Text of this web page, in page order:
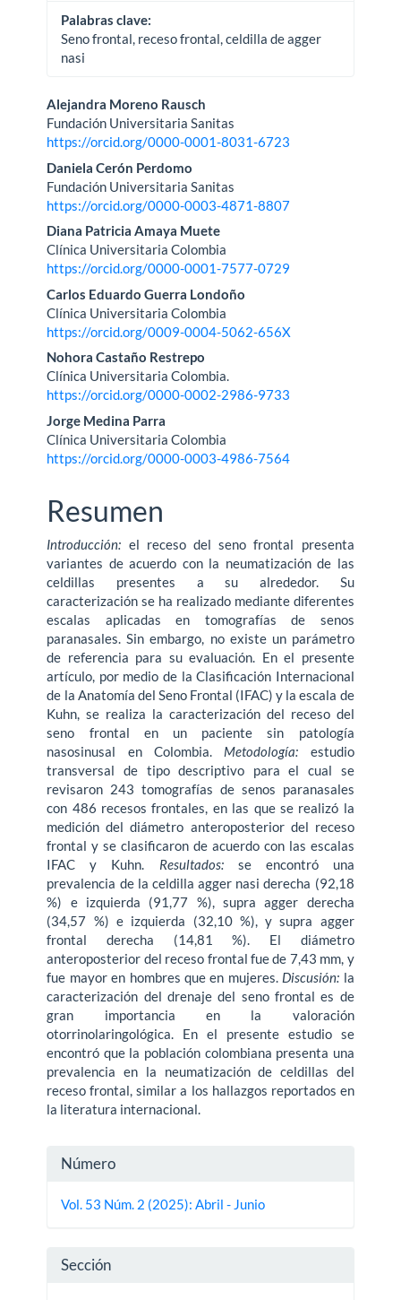
Palabras clave:
Seno frontal, receso frontal, celdilla de agger
nasi
Contenido
principal
del
artículo
Alejandra Moreno Rausch
Fundación Universitaria Sanitas
https://orcid.org/0000-0001-8031-6723
Daniela Cerón Perdomo
Fundación Universitaria Sanitas
https://orcid.org/0000-0003-4871-8807
Diana Patricia Amaya Muete
Clínica Universitaria Colombia
https://orcid.org/0000-0001-7577-0729
Carlos Eduardo Guerra Londoño
Clínica Universitaria Colombia
https://orcid.org/0009-0004-5062-656X
Nohora Castaño Restrepo
Clínica Universitaria Colombia.
https://orcid.org/0000-0002-2986-9733
Jorge Medina Parra
Clínica Universitaria Colombia
https://orcid.org/0000-0003-4986-7564
Resumen
Introducción: el receso del seno frontal presenta
variantes de acuerdo con la neumatización de las
celdillas presentes a su alrededor. Su
caracterización se ha realizado mediante diferentes
escalas aplicadas en tomografías de senos
paranasales. Sin embargo, no existe un parámetro
de referencia para su evaluación. En el presente
artículo, por medio de la Clasificación Internacional
de la Anatomía del Seno Frontal (IFAC) y la escala de
Kuhn, se realiza la caracterización del receso del
seno frontal en un paciente sin patología
nasosinusal en Colombia. Metodología: estudio
transversal de tipo descriptivo para el cual se
revisaron 243 tomografías de senos paranasales
con 486 recesos frontales, en las que se realizó la
medición del diámetro anteroposterior del receso
frontal y se clasificaron de acuerdo con las escalas
IFAC y Kuhn. Resultados: se encontró una
prevalencia de la celdilla agger nasi derecha (92,18
%) e izquierda (91,77 %), supra agger derecha
(34,57 %) e izquierda (32,10 %), y supra agger
frontal derecha (14,81 %). El diámetro
anteroposterior del receso frontal fue de 7,43 mm, y
fue mayor en hombres que en mujeres. Discusión: la
caracterización del drenaje del seno frontal es de
gran importancia en la valoración
otorrinolaringológica. En el presente estudio se
encontró que la población colombiana presenta una
prevalencia en la neumatización de celdillas del
receso frontal, similar a los hallazgos reportados en
la literatura internacional.
Detalles
del
Número
Vol. 53 Núm. 2 (2025): Abril - Junio
Sección